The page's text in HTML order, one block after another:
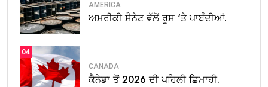
AMERICA
ਅਮਰੀਕੀ ਸੈਨੇਟ ਵੱਲੋਂ ਰੂਸ ‘ਤੇ ਪਾਬੰਦੀਆਂ.
04
CANADA
ਕੈਨੇਡਾ ਤੋਂ 2026 ਦੀ ਪਹਿਲੀ ਛਿਮਾਹੀ.